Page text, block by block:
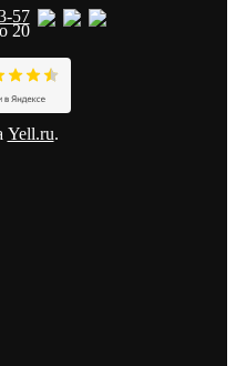
57
20
Yell.ru.